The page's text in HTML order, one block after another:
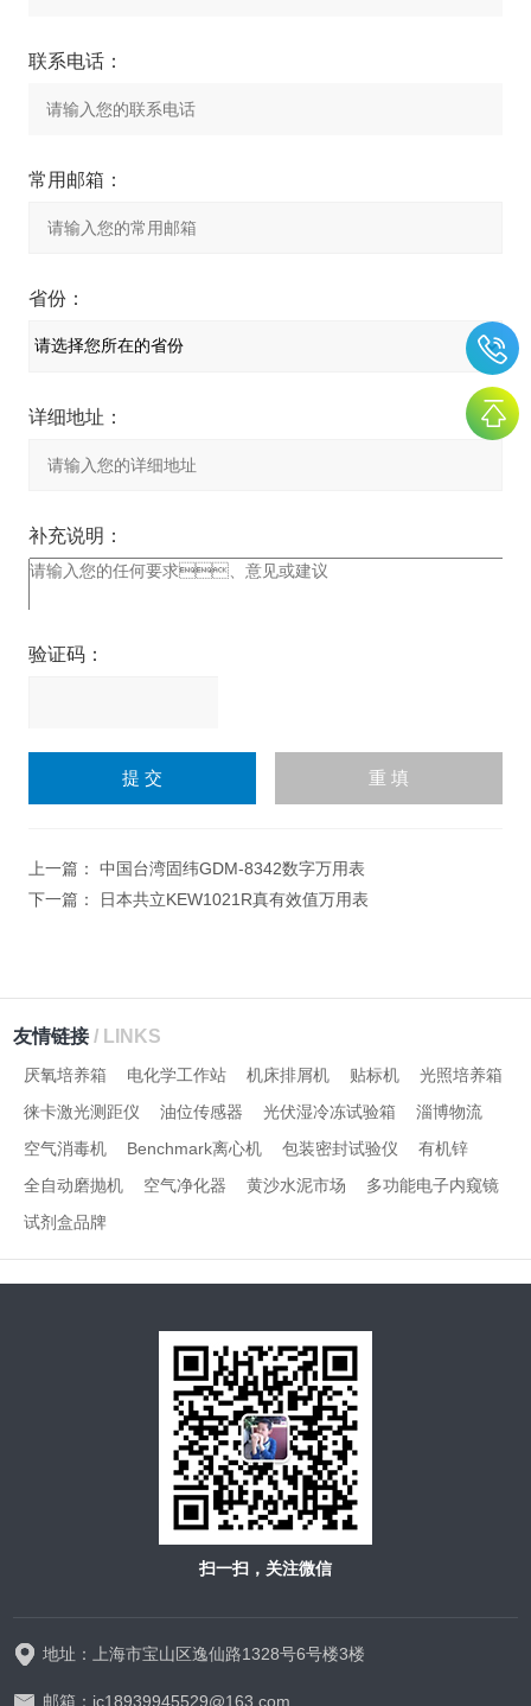
联系电话：
常用邮箱：
省份：
详细地址：
补充说明：
验证码：
上一篇： 中国台湾固纬GDM-8342数字万用表
下一篇：
日本共立KEW1021R真有效值万用表
友情链接/ LINKS
厌氧培养箱 电化学工作站 机床排屑机 贴标机
光照培养箱
徕卡激光测距仪
油位传感器 光伏湿冷冻试验箱
淄博物流
空气消毒机
Benchmark离心机 包装密封试验仪
有机锌
全自动磨抛机
空气净化器 黄沙水泥市场
多功能电子内窥镜
试剂盒品牌
扫一扫，关注微信
地址：上海市宝山区逸仙路1328号6号楼3楼
邮箱：jc18939945529@163.com